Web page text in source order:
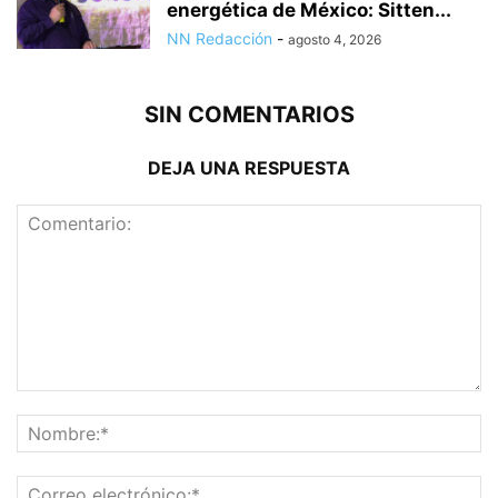
energética de México: Sitten...
NN Redacción - agosto 4, 2026
SIN COMENTARIOS
DEJA UNA RESPUESTA